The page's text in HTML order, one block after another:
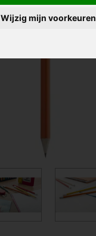
Wijzig mijn voorkeuren